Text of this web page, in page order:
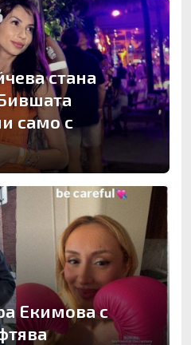
стана
само с
Екимова с